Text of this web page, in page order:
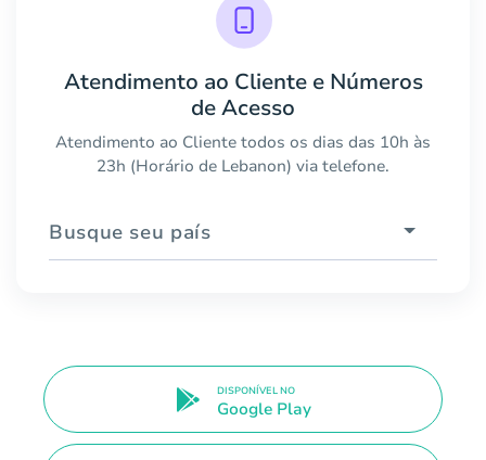
Atendimento ao Cliente e Números
de Acesso
Atendimento ao Cliente todos os dias das 10h às
23h (Horário de Lebanon) via telefone.
Busque seu país
DISPONÍVEL NO
Google Play